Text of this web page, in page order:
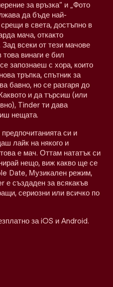
за връзка“ и „Фото
да бъде най-
в света, достъпно в
мача, откакто
всеки от тези мачове
това винаги е бил
запознаеш с хора, които
тръпка, спътник за
бавно, но се разгаря до
и да търсиш (или
Tinder ти дава
нещата.
си и
лайк на някого и
е мач. Оттам нататък си
нещо, виж какво ще се
Date, Музикален режим,
е създаден за всякакъв
сериозни или всичко по
за iOS и Android.